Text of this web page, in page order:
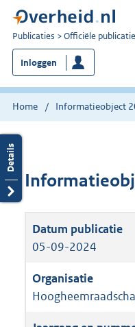
U
bent
nu
hier:
Publicaties Officiële
Inloggen
Home Informatieobject
05-09-2024